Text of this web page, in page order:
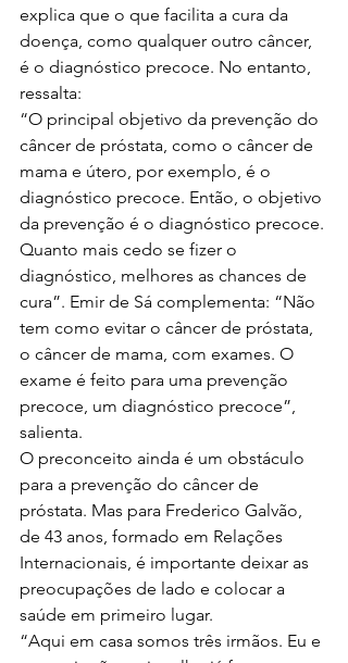
explica que o que facilita a cura da
doença, como qualquer outro câncer,
é o diagnóstico precoce. No entanto,
ressalta:
“O principal objetivo da prevenção do
câncer de próstata, como o câncer de
mama e útero, por exemplo, é o
diagnóstico precoce. Então, o objetivo
da prevenção é o diagnóstico precoce.
Quanto mais cedo se fizer o
diagnóstico, melhores as chances de
cura”. Emir de Sá complementa: “Não
tem como evitar o câncer de próstata,
o câncer de mama, com exames. O
exame é feito para uma prevenção
precoce, um diagnóstico precoce”,
salienta.
O preconceito ainda é um obstáculo
para a prevenção do câncer de
próstata. Mas para Frederico Galvão,
de 43 anos, formado em Relações
Internacionais, é importante deixar as
preocupações de lado e colocar a
saúde em primeiro lugar.
“Aqui em casa somos três irmãos. Eu e